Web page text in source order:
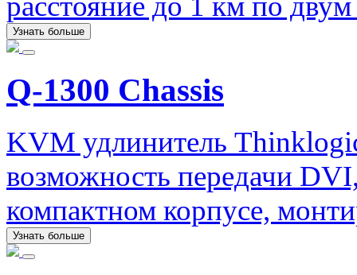
Узнать больше
Q-1300 Chassis
KVM удлинитель
возможность передачи
компактном корпусе,
Узнать больше